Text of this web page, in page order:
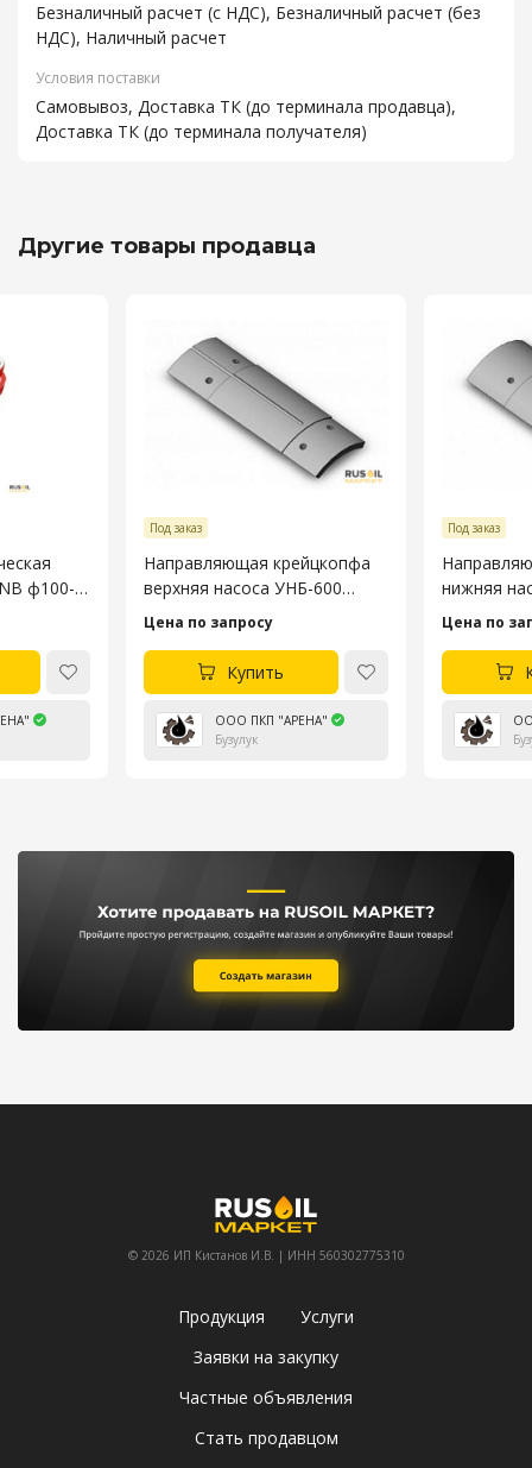
Безналичный расчет (с НДС), Безналичный расчет (без
НДС), Наличный расчет
Условия поставки
Самовывоз, Доставка ТК (до терминала продавца),
Доставка ТК (до терминала получателя)
Другие товары продавца
ф100-
Под заказ
Направляющая крейцкопфа
верхняя насоса УНБ-600
4045.53.106-4
Цена по запросу
Купить
ООО ПКП "АРЕНА"
Бузулук
Под заказ
нижняя
Цена по
© 2026 ИП Кистанов И.В. | ИНН 560302775310
Продукция
Услуги
Заявки на закупку
Частные объявления
Стать продавцом